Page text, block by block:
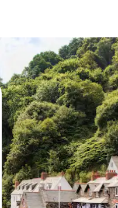
、画面をタッチまたはスワ